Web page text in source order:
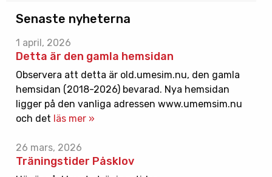
Senaste nyheterna
1 april, 2026
Detta är den gamla hemsidan
Observera att detta är old.umesim.nu, den gamla
hemsidan (2018-2026) bevarad. Nya hemsidan
ligger på den vanliga adressen www.umemsim.nu
och det läs mer »
26 mars, 2026
Träningstider Påsklov